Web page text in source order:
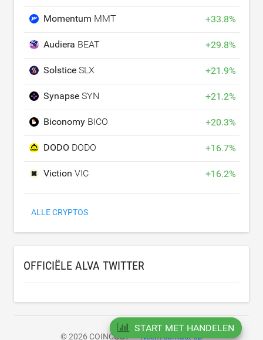
Momentum MMT +33.8%
Audiera BEAT +29.8%
Solstice SLX +21.9%
Synapse SYN +21.2%
Biconomy BICO +20.3%
DODO DODO +16.7%
Viction VIC +16.2%
ALLE CRYPTOS
OFFICIËLE ALVA TWITTER
© 2026 COINCOST Neem contact op
START MET HANDELEN